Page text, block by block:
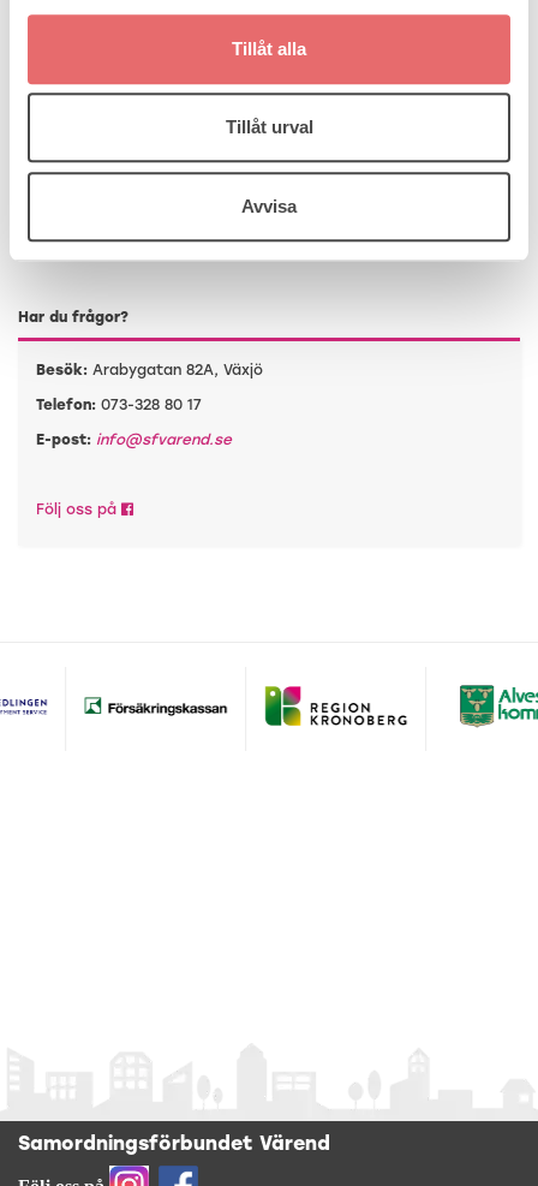
Tillåt alla
Tillåt urval
Avvisa
Kan du inte se plandiscen? Klicka här
Mötesforum
Har du frågor?
Besök: Arabygatan 82A, Växjö
Telefon: 073-328 80 17
E-post: info@sfvarend.se
Följ oss på
Samordningsförbundet Värend